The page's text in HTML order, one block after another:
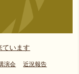
ています
演会 近況報告